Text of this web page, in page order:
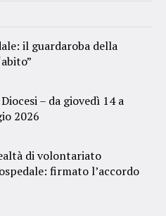
il guardaroba della
– da giovedì 14 a
2026
di volontariato
firmato l’accordo